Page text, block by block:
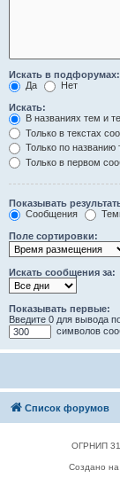
Искать в подфорумах:
Да
Нет
Искать:
В названиях тем и
Только в текстах
Только по названию
Только в первом
Показывать
Сообщения
Поле сортировки:
Искать сообщения за:
Показывать первые:
Введите 0 для вывода
символов
Список форумов
ОГРНИП
Создано на